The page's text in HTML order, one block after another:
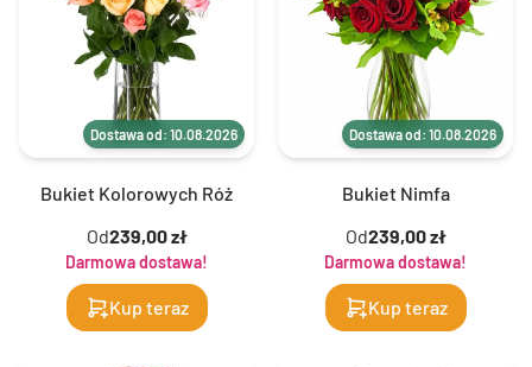
Dostawa od: 10.08.2026
Bukiet Kolorowych Róż
Od239,00 zł
Darmowa dostawa!
Kup teraz
Dostawa od: 10.08.2026
Bukiet Nimfa
Od239,00 zł
Darmowa dostawa!
Kup teraz